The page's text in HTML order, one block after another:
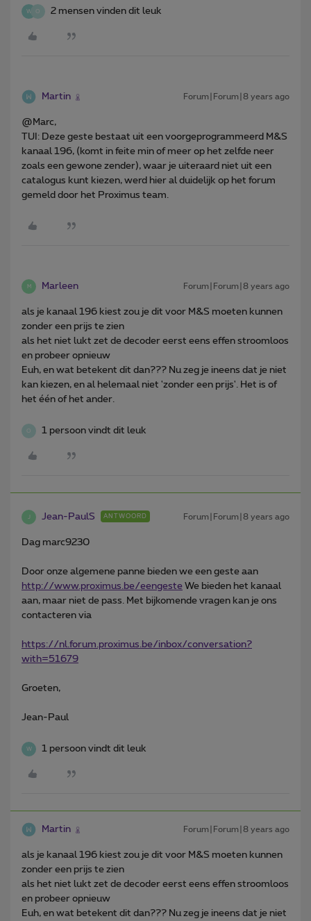
W O 2 mensen vinden dit leuk
Martin Forum|Forum|8 years ago
@Marc,
TUI: Deze geste bestaat uit een voorgeprogrammeerd M&S
kanaal 196, (komt in feite min of meer op het zelfde neer
zoals een gewone zender), waar je uiteraard niet uit een
catalogus kunt kiezen, werd hier al duidelijk op het forum
gemeld door het Proximus team.
M Marleen Forum|Forum|8 years ago
als je kanaal 196 kiest zou je dit voor M&S moeten kunnen
zonder een prijs te zien
als het niet lukt zet de decoder eerst eens effen stroomloos
en probeer opnieuw
Euh, en wat betekent dit dan??? Nu zeg je ineens dat je niet
kan kiezen, en al helemaal niet 'zonder een prijs'. Het is of
het één of het ander.
O 1 persoon vindt dit leuk
J Jean-PaulS ANTWOORD Forum|Forum|8 years ago
Dag marc9230
Door onze algemene panne bieden we een geste aan
http://www.proximus.be/eengeste We bieden het kanaal
aan, maar niet de pass. Met bijkomende vragen kan je ons
contacteren via
https://nl.forum.proximus.be/inbox/conversation?
with=51679
Groeten,
Jean-Paul
W 1 persoon vindt dit leuk
Martin Forum|Forum|8 years ago
als je kanaal 196 kiest zou je dit voor M&S moeten kunnen
zonder een prijs te zien
als het niet lukt zet de decoder eerst eens effen stroomloos
en probeer opnieuw
Euh, en wat betekent dit dan??? Nu zeg je ineens dat je niet